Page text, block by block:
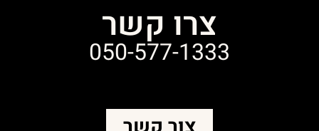
צרו קשר
050-577-1333